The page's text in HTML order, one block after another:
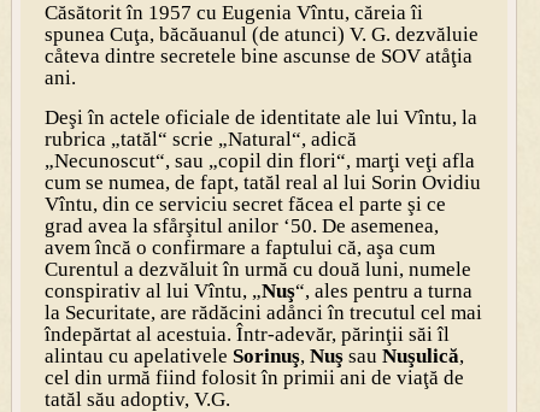
Căsătorit în 1957 cu Eugenia Vîntu, căreia îi
spunea Cuţa, băcăuanul (de atunci) V. G. dezvăluie
cåteva dintre secretele bine ascunse de SOV atåţia
ani.
Deşi în actele oficiale de identitate ale lui Vîntu, la
rubrica „tatăl“ scrie „Natural“, adică
„Necunoscut“, sau „copil din flori“, marţi veţi afla
cum se numea, de fapt, tatăl real al lui Sorin Ovidiu
Vîntu, din ce serviciu secret făcea el parte şi ce
grad avea la sfårşitul anilor ‘50. De asemenea,
avem încă o confirmare a faptului că, aşa cum
Curentul a dezvăluit în urmă cu două luni, numele
conspirativ al lui Vîntu, „Nuş“, ales pentru a turna
la Securitate, are rădăcini adånci în trecutul cel mai
îndepărtat al acestuia. Într-adevăr, părinţii săi îl
alintau cu apelativele Sorinuş, Nuşsau Nuşulică,
cel din urmă fiind folosit în primii ani de viaţă de
tatăl său adoptiv, V.G.